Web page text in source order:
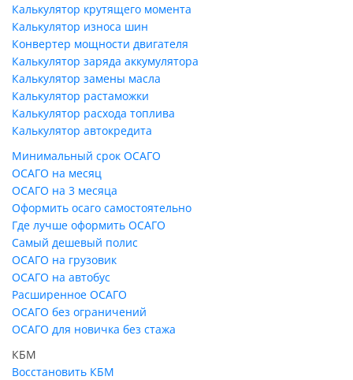
Калькулятор крутящего момента
Калькулятор износа шин
Конвертер мощности двигателя
Калькулятор заряда аккумулятора
Калькулятор замены масла
Калькулятор растаможки
Калькулятор расхода топлива
Калькулятор автокредита
Минимальный срок ОСАГО
ОСАГО на месяц
ОСАГО на 3 месяца
Оформить осаго самостоятельно
Где лучше оформить ОСАГО
Самый дешевый полис
ОСАГО на грузовик
ОСАГО на автобус
Расширенное ОСАГО
ОСАГО без ограничений
ОСАГО для новичка без стажа
КБМ
Восстановить КБМ